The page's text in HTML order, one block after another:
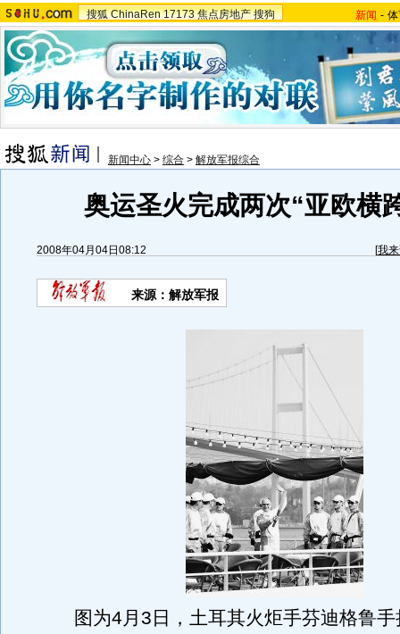
搜狐 ChinaRen 17173 焦点房地产 搜狗 新闻 -
新闻中心 > 综合 > 解放军报综合
奥运圣火完成两次“亚欧横
2008年04月04日08:12 [我
来源：解放军报
图为4月3日，土耳其火炬手芬迪格鲁手